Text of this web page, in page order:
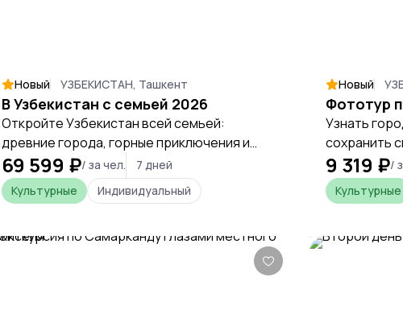
Новый УЗБЕКИСТАН, Ташкент
В Узбекистан с семьей 2026
Откройте Узбекистан всей семьей:
древние города, горные приключения и
восточное гостеприимство в одном
незабываемом путешествии.
69 599 ₽/ за чел.
7 дней
Культурные
Индивидуальный
Новый
Фототур
Узнать
сохранить
снимках
9 319 ₽/
Культурные